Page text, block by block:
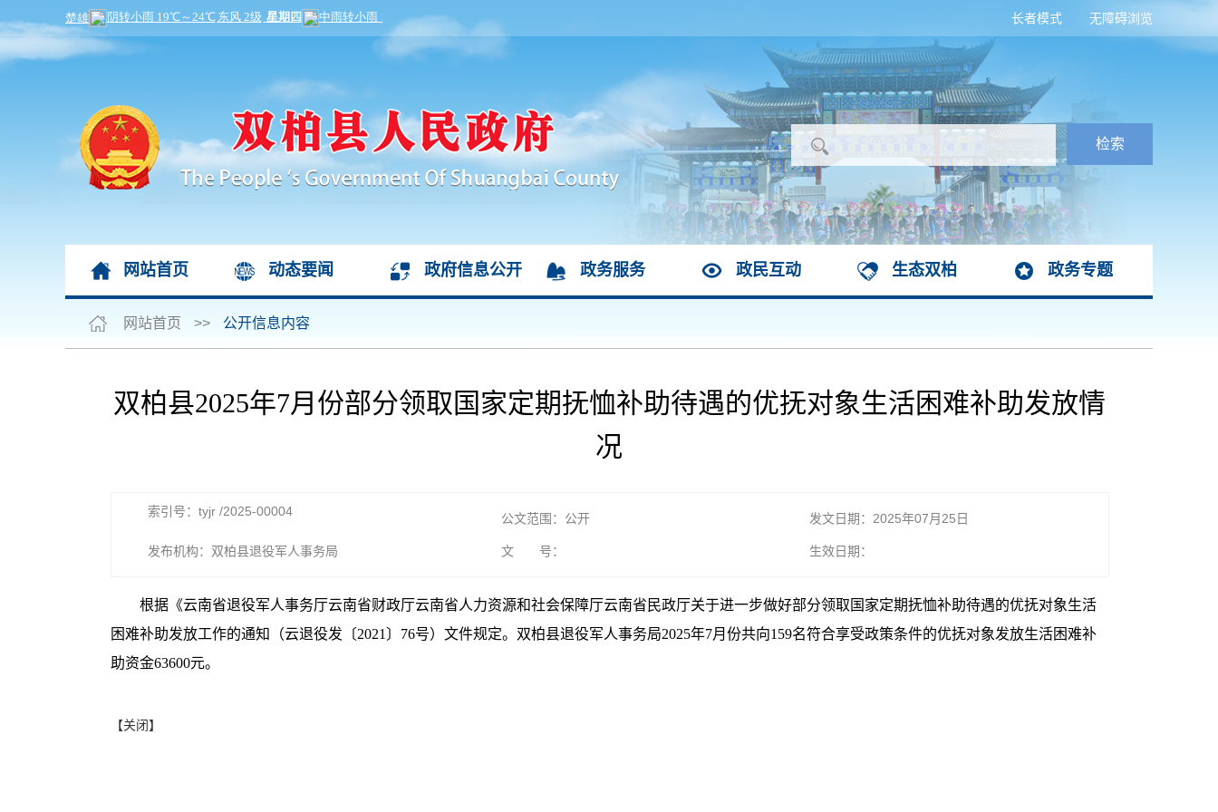
无障碍浏览
长者模式
网站首页 动态要闻 政府信息公开 政务服务 政民互动 生态双柏 政务专题
网站首页 >> 公开信息内容
双柏县2025年7月份部分领取国家定期抚恤补助待遇的优抚对象生活困难补助发放情
况
索引号：tyjr /2025-00004 公文范围：公开 发文日期：2025年07月25日
发布机构：双柏县退役军人事务局 文 号： 生效日期：
根据《云南省退役军人事务厅云南省财政厅云南省人力资源和社会保障厅云南省民政厅关于进一步做好部分领取国家定期抚恤补助待遇的优抚对象生活
困难补助发放工作的通知（云退役发〔2021〕76号）文件规定。双柏县退役军人事务局2025年7月份共向159名符合享受政策条件的优抚对象发放生活困难补
助资金63600元。
【关闭】